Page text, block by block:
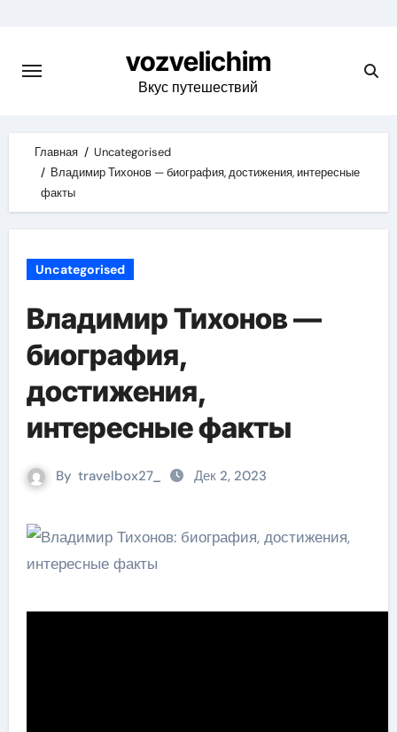
content
vozvelichim
Вкус путешествий
Главная
Uncategorised
Владимир Тихонов — биография, достижения, интересные
факты
Uncategorised
Владимир Тихонов —
биография,
достижения,
интересные факты
By travelbox27_ Дек 2, 2023